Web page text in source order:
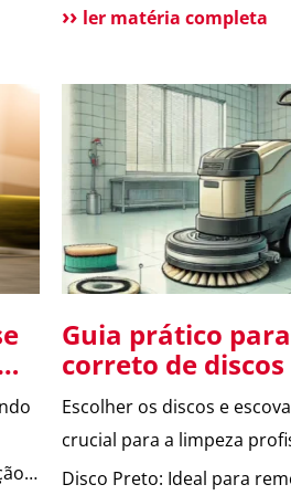
vantagens e benefícios
melhorar no App?
ainda disponível
melhora a comunicação […]
ler matéria completa
Guia prático
correto de discos
na limpeza
Escolher os discos e
crucial para a limpeza
Disco Preto: Ideal para